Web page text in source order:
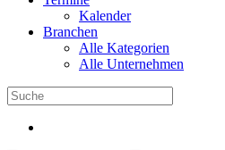
Kalender
Branchen
Alle Kategorien
Alle Unternehmen